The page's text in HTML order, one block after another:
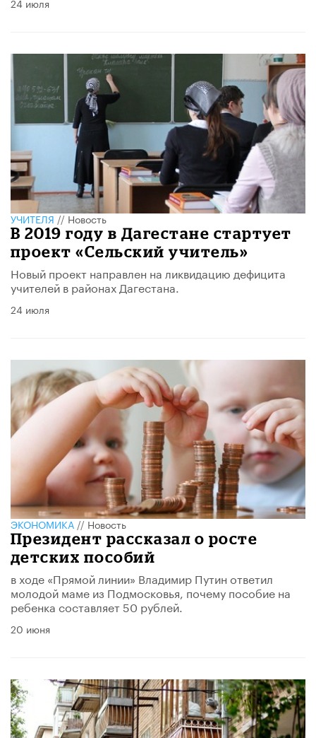
УЧИТЕЛЯ//Новость
В 2019 году в Дагестане стартует
проект «Сельский учитель»
Новый проект направлен на ликвидацию дефицита
учителей в районах Дагестана.
24 июля
ЭКОНОМИКА//Новость
Президент рассказал о росте
детских пособий
в ходе «Прямой линии» Владимир Путин ответил
молодой маме из Подмосковья, почему пособие на
ребенка составляет 50 рублей.
20 июня